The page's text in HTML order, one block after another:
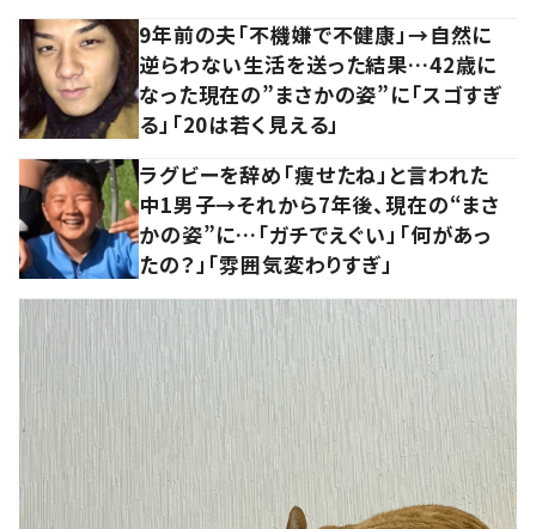
9年前の夫「不機嫌で不健康」→自然に
逆らわない生活を送った結果…42歳に
なった現在の”まさかの姿”に「スゴすぎ
る」「20は若く見える」
ラグビーを辞め「痩せたね」と言われた
中1男子→それから7年後、現在の“まさ
かの姿”に…「ガチでえぐい」「何があっ
たの？」「雰囲気変わりすぎ」